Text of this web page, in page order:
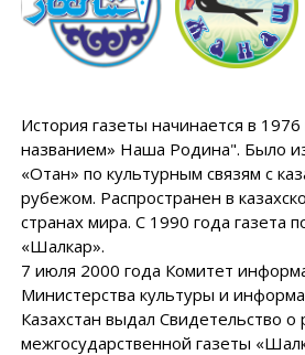
История газеты начинается в
названием» Наша Родина". Было
«Отан» по культурным связям с
рубежом. Распространен в
странах мира. С 1990 года газета
«Шалкар».
7 июля 2000 года Комитет
Министерства культуры и
Казахстан выдал Свидетельство о
межгосударственной газеты